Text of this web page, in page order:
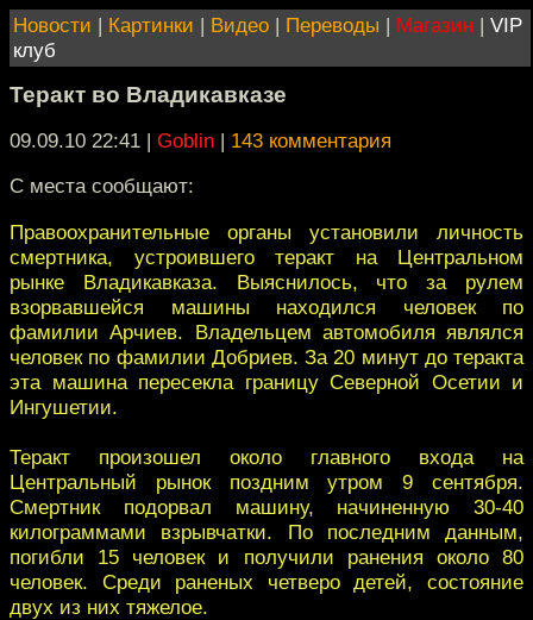
Новости | Картинки | Видео | Переводы | Магазин | VIP
клуб
Теракт во Владикавказе
09.09.10 22:41 | Goblin | 143 комментария
С места сообщают:
Правоохранительные органы установили личность
смертника, устроившего теракт на Центральном
рынке Владикавказа. Выяснилось, что за рулем
взорвавшейся машины находился человек по
фамилии Арчиев. Владельцем автомобиля являлся
человек по фамилии Добриев. За 20 минут до теракта
эта машина пересекла границу Северной Осетии и
Ингушетии.
Теракт произошел около главного входа на
Центральный рынок поздним утром 9 сентября.
Смертник подорвал машину, начиненную 30-40
килограммами взрывчатки. По последним данным,
погибли 15 человек и получили ранения около 80
человек. Среди раненых четверо детей, состояние
двух из них тяжелое.